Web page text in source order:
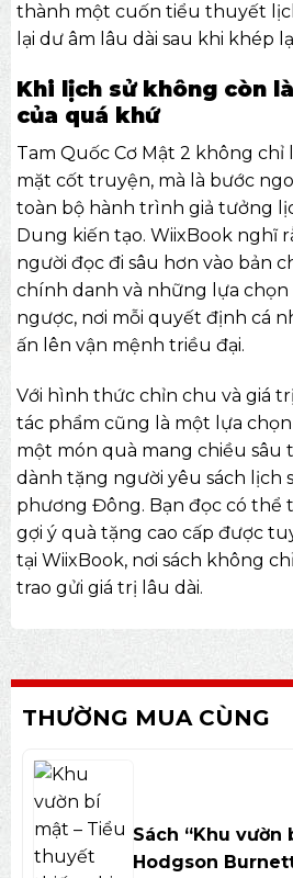
thành một cuốn tiểu thuyết
lại dư âm lâu dài sau khi khép
Khi lịch sử không còn
của quá khứ
Tam Quốc Cơ Mật 2 không chỉ
mặt cốt truyện, mà là bước
toàn bộ hành trình giả tưởng
Dung kiến tạo. WiixBook nghĩ
người đọc đi sâu hơn vào bản
chính danh và những lựa
ngược, nơi mỗi quyết định cá
ấn lên vận mệnh triều đại.
Với hình thức chỉn chu và giá
tác phẩm cũng là một lựa
một món quà mang chiều sâu
dành tặng người yêu sách lịch
phương Đông. Bạn đọc có thể
gợi ý quà tặng cao cấp được
tại WiixBook, nơi sách không
trao gửi giá trị lâu dài.
THƯỜNG MUA CÙNG
Sách “Khu vườn
Hodgson